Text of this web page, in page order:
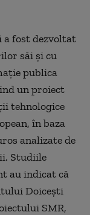
a fost dezvoltat
săi şi cu
publica
un proiect
tehnologice
în baza
analizate de
Studiile
au indicat că
Doiceşti
SMR,